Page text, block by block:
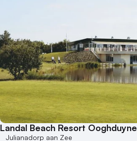
Landal Beach Resort Ooghduyne
Julianadorp aan Zee